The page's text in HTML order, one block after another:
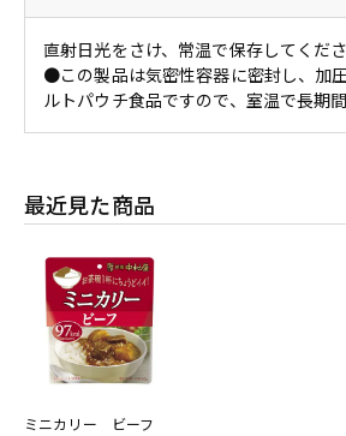
直射日光をさけ、常温で保存してくださ
●この製品は気密性容器に密封し、加
ルトパウチ食品ですので、室温で長期間
最近見た商品
ミニカリー ビーフ